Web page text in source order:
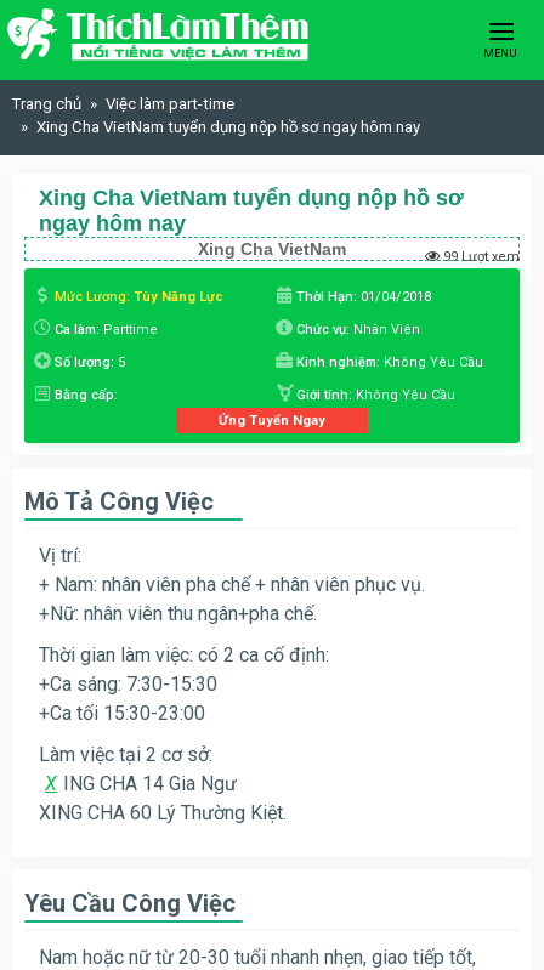
Skip to content
MENU
Trang chủ
Việc làm part-time
Xing Cha VietNam tuyển dụng nộp hồ sơ ngay hôm nay
Xing Cha VietNam tuyển dụng nộp hồ sơ
ngay hôm nay
Xing Cha VietNam 99 Lượt xem
Mức Lương: Tùy Năng Lực Thời Hạn: 01/04/2018
Ca làm: Parttime Chức vụ: Nhân Viên
Số lượng: 5 Kinh nghiệm: Không Yêu Cầu
Bằng cấp: Giới tính: Không Yêu Cầu
Ứng Tuyển Ngay
Mô Tả Công Việc
Vị trí:
+ Nam: nhân viên pha chế + nhân viên phục vụ.
+Nữ: nhân viên thu ngân+pha chế.
Thời gian làm việc: có 2 ca cố định:
+Ca sáng: 7:30-15:30
+Ca tối 15:30-23:00
Làm việc tại 2 cơ sở:
X ING CHA 14 Gia Ngư
XING CHA 60 Lý Thường Kiệt.
Yêu Cầu Công Việc
Nam hoặc nữ từ 20-30 tuổi nhanh nhẹn, giao tiếp tốt,